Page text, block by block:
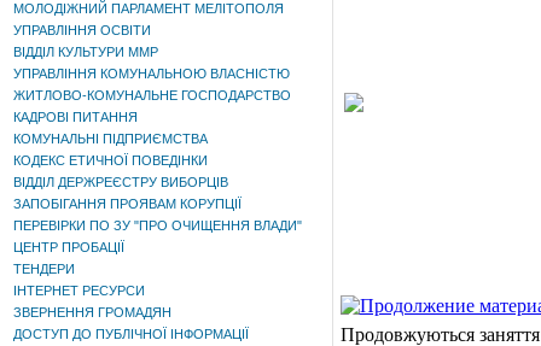
МОЛОДІЖНИЙ ПАРЛАМЕНТ МЕЛІТОПОЛЯ
УПРАВЛІННЯ ОСВІТИ
ВІДДІЛ КУЛЬТУРИ ММР
УПРАВЛІННЯ КОМУНАЛЬНОЮ ВЛАСНІСТЮ
ЖИТЛОВО-КОМУНАЛЬНЕ ГОСПОДАРСТВО
КАДРОВІ ПИТАННЯ
КОМУНАЛЬНІ ПІДПРИЄМСТВА
КОДЕКС ЕТИЧНОЇ ПОВЕДІНКИ
ВІДДІЛ ДЕРЖРЕЄСТРУ ВИБОРЦІВ
ЗАПОБІГАННЯ ПРОЯВАМ КОРУПЦІЇ
ПЕРЕВІРКИ ПО ЗУ "ПРО ОЧИЩЕННЯ ВЛАДИ"
ЦЕНТР ПРОБАЦІЇ
ТЕНДЕРИ
ІНТЕРНЕТ РЕСУРСИ
ЗВЕРНЕННЯ ГРОМАДЯН
ДОСТУП ДО ПУБЛІЧНОЇ ІНФОРМАЦІЇ
Продовжуються заняття